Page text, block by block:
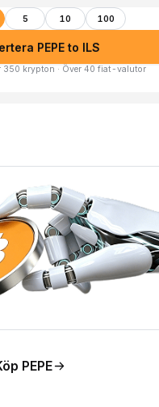
5 10 100
PEPE to ILS
350 krypton · Över 40 fiat-valutor
PEPE